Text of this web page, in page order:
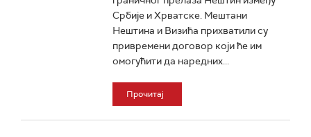
Србије и Хрватске. Мештани
Нештина и Визића прихватили су
привремени договор који ће им
омогућити да наредних...
Прочитај